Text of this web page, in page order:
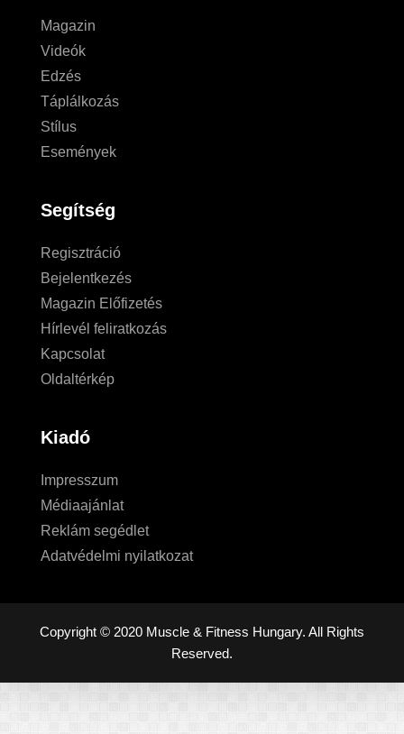
Magazin
Videók
Edzés
Táplálkozás
Stílus
Események
Segítség
Regisztráció
Bejelentkezés
Magazin Előfizetés
Hírlevél feliratkozás
Kapcsolat
Oldaltérkép
Kiadó
Impresszum
Médiaajánlat
Reklám segédlet
Adatvédelmi nyilatkozat
Copyright © 2020 Muscle & Fitness Hungary. All Rights
Reserved.